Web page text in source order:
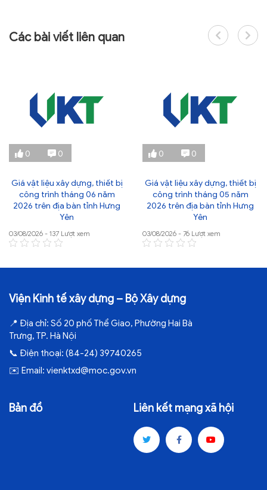
Các bài viết liên quan
0 0
Giá vật liệu xây dựng, thiết bị
công trình tháng 06 năm
2026 trên địa bàn tỉnh Hưng
Yên
03/08/2026 - 137 Lượt xem
0 0
Giá vật liệu xây dựng, thiết bị
công trình tháng 05 năm
2026 trên địa bàn tỉnh Hưng
Yên
03/08/2026 - 76 Lượt xem
Viện Kinh tế xây dựng – Bộ Xây dựng
📍 Địa chỉ: Số 20 phố Thể Giao, Phường Hai Bà
Trưng, TP. Hà Nội
📞 Điện thoại: (84-24) 39740265
✉️ Email: vienktxd@moc.gov.vn
Bản đồ Liên kết mạng xã hội